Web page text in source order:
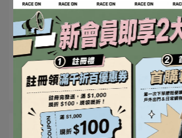
參考資料
*JAMA Netw Open.
All Blogs